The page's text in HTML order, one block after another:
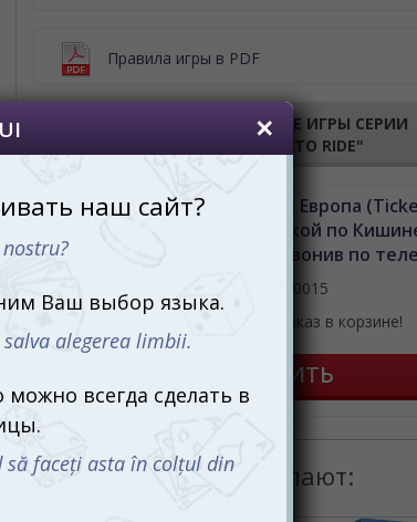
Правила игры в PDF
ПОКАЗАТЬ ВСЕ ИГРЫ СЕРИИ
"TICKET TO RIDE"
Купить Билет на поезд: Европа
Europe) (рум.) с доставкой по
Молдове можно позвонив по
061110015
или оформив заказ в корзине!
С этим товаром покупают: